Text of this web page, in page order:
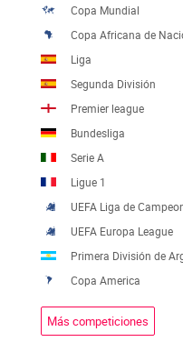
Copa Mundial
Copa Africana de
Liga
Segunda División
Premier league
Bundesliga
Serie A
Ligue 1
UEFA Liga de
UEFA Europa League
Primera División de
Copa America
Más competiciones